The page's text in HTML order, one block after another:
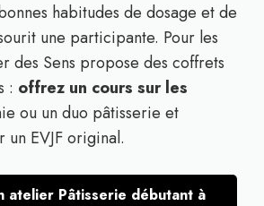
habitudes de dosage et de
une participante. Pour les
des Sens propose des coffrets
: offrez un cours sur les
ou un duo pâtisserie et
un EVJF original.
atelier Pâtisserie débutant à